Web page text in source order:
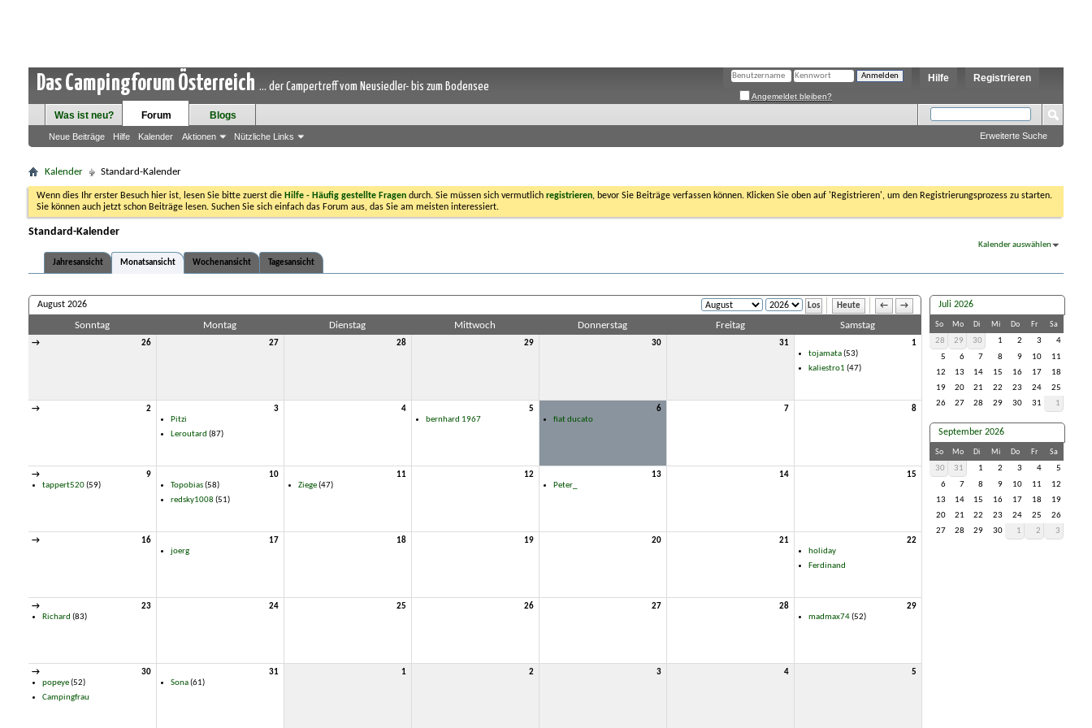
Das Campingforum Österreich ... der Campertreff vom Neusiedler- bis zum Bodensee
Registrieren
Hilfe
Angemeldet bleiben?
Was ist neu? Forum
Neue Beiträge Hilfe Kalender Aktionen Nützliche Links
Blogs
Erweiterte Suche
Kalender Standard-Kalender
Wenn dies Ihr erster Besuch hier ist, lesen Sie bitte zuerst die Hilfe - Häufig gestellte Fragen durch. Sie müssen sich vermutlich registrieren, bevor Sie Beiträge verfassen können. Klicken Sie oben auf 'Registrieren', um den Registrierungsprozess zu starten.
Sie können auch jetzt schon Beiträge lesen. Suchen Sie sich einfach das Forum aus, das Sie am meisten interessiert.
Standard-Kalender
Kalender auswählen
Jahresansicht
Monatsansicht Wochenansicht Tagesansicht
Heute ← →
August 2026
Sonntag Montag Dienstag Mittwoch Donnerstag Freitag Samstag
→ 26 27 28 29 30 31
1
tojamata(53)
kaliestro1 (47)
→ 2
3
Pitzi
Leroutard (87)
4
5
bernhard 1967
6
fiat ducato
7 8
→
9
tappert520(59)
10
Topobias(58)
redsky1008 (51)
11
Ziege(47)
12
13
Peter_
14 15
→ 16
17
joerg
18 19 20 21
22
holiday
Ferdinand
→
23
Richard (83)
24 25 26 27 28
29
madmax74(52)
→
30
popeye(52)
Campingfrau
31
Sona(61)
1 2 3 4 5
Juli 2026
So Mo Di Mi Do Fr Sa
28 29 30 1 2 3
4
5
6 7 8 9 10
11
12
13 14 15 16 17
18
19
20 21 22 23 24
25
26
27 28 29 30 31 1
September 2026
So Mo Di Mi Do Fr Sa
30 31 1 2 3 4
5
6
7 8 9 10 11
12
13
14 15 16 17 18
19
20
21 22 23 24 25
26
27
28 29 30 1 2 3